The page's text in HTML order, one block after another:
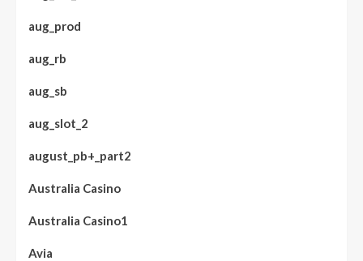
aug_prod
aug_rb
aug_sb
aug_slot_2
august_pb+_part2
Australia Casino
Australia Casino1
Avia